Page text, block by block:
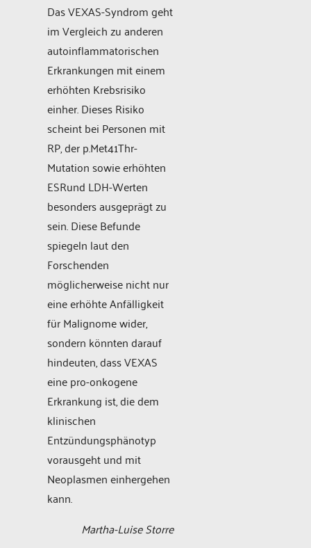
Das VEXAS-Syndrom geht
im Vergleich zu anderen
autoinflammatorischen
Erkrankungen mit einem
erhöhten Krebsrisiko
einher. Dieses Risiko
scheint bei Personen mit
RP, der p.Met41Thr-
Mutation sowie erhöhten
ESRund LDH-Werten
besonders ausgeprägt zu
sein. Diese Befunde
spiegeln laut den
Forschenden
möglicherweise nicht nur
eine erhöhte Anfälligkeit
für Malignome wider,
sondern könnten darauf
hindeuten, dass VEXAS
eine pro-onkogene
Erkrankung ist, die dem
klinischen
Entzündungsphänotyp
vorausgeht und mit
Neoplasmen einhergehen
kann.
Martha-Luise Storre